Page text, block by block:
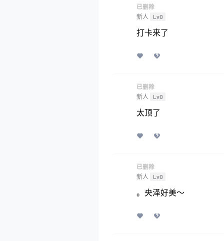
已删除
新人 Lv0
打卡来了
已删除
新人 Lv0
太顶了
已删除
新人 Lv0
。央泽好美～